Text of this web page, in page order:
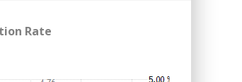
Rate